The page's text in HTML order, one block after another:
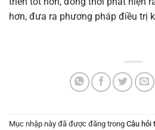
hơn, đưa ra phương pháp điều trị
Mục nhập này đã được đăng trong Câu hỏi